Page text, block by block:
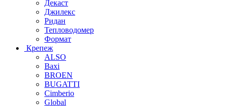
Декаст
Джилекс
Ридан
Тепловодомер
Формат
Крепеж
ALSO
Baxi
BROEN
BUGATTI
Cimberio
Global